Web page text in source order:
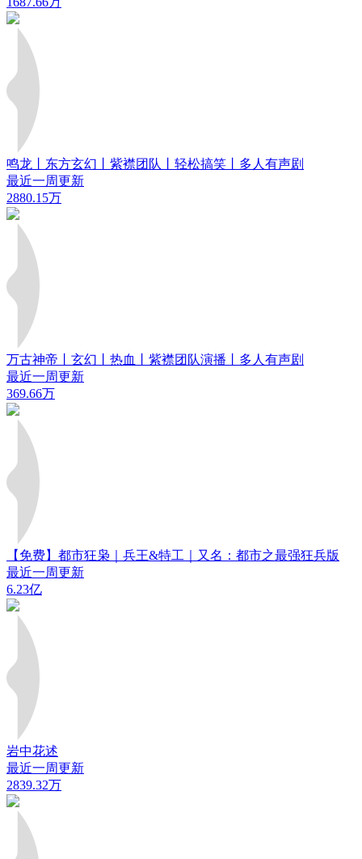
鸣龙丨东方玄幻丨紫襟团队丨轻松搞笑丨多人有声剧
最近一周更新
2880.15万
万古神帝丨玄幻丨热血丨紫襟团队演播丨多人有声剧
最近一周更新
369.66万
【免费】都市狂枭｜兵王&特工｜又名：都市之最强狂兵版
最近一周更新
6.23亿
岩中花述
最近一周更新
2839.32万